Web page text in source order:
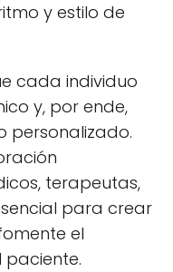
y estilo de
cada individuo
y, por ende,
personalizado.
terapeutas,
para crear
el
paciente.